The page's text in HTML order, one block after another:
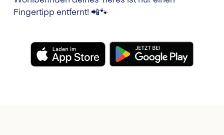
Fingertipp entfernt! 📲🐾